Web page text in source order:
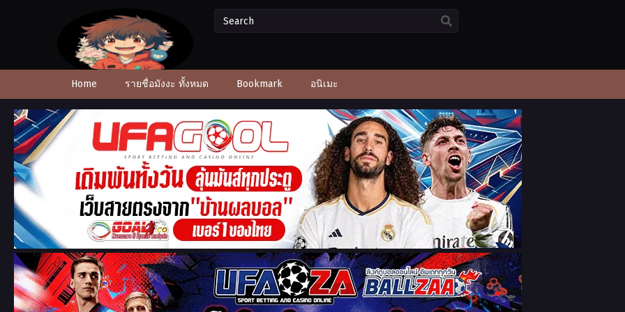
Home รายชื่อมังงะ ทั้งหมด Bookmark อนิเมะ